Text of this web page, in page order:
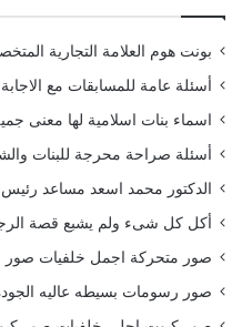
بونت هوم العلامة التجارية
أسئلة عامة للمسابقات مع الاجابة اكثر
اسماء بنات اسلامية لها معنى
أسئلة صراحة محرجة للبنات والشباب
الدكتور محمد اسعد مساعد
أكل كل شىء ولم يشبع قصة
صور متحركة اجمل خلفيات صور
صور رسومات بسيطه عاليه